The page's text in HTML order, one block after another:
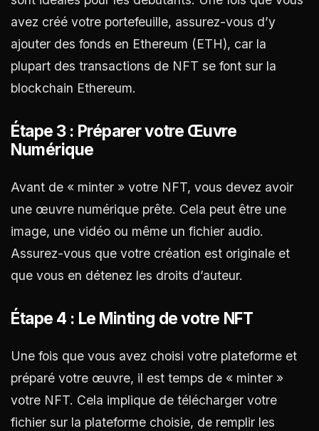
avez créé votre portefeuille, assurez-vous d’y
ajouter des fonds en Ethereum (ETH), car la
plupart des transactions de NFT se font sur la
blockchain Ethereum.
Étape 3 : Préparer votre Œuvre
Numérique
Avant de « minter » votre NFT, vous devez avoir
une œuvre numérique prête. Cela peut être une
image, une vidéo ou même un fichier audio.
Assurez-vous que votre création est originale et
que vous en détenez les droits d’auteur.
Étape 4 : Le Minting de votre NFT
Une fois que vous avez choisi votre plateforme et
préparé votre œuvre, il est temps de « minter »
votre NFT. Cela implique de télécharger votre
fichier sur la plateforme choisie, de remplir les